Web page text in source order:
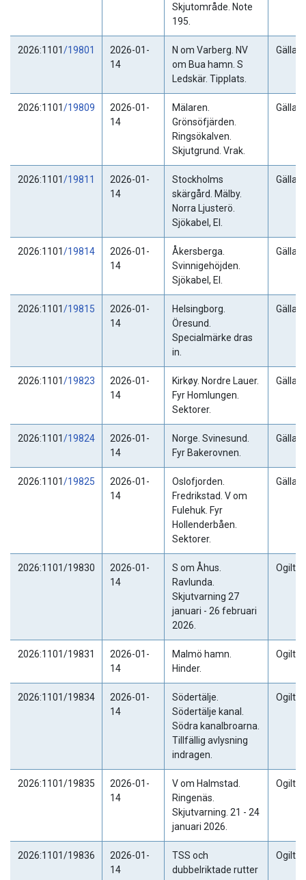
Skjutområde. Note
195.
2026:1101/19801
2026-01-
14
N om Varberg. NV
om Bua hamn. S
Ledskär. Tipplats.
2026:1101/19809
2026-01-
14
Mälaren.
Grönsöfjärden.
Ringsökalven.
Skjutgrund. Vrak.
2026:1101/19811
2026-01-
14
Stockholms
skärgård. Mälby.
Norra Ljusterö.
Sjökabel, El.
2026:1101/19814
2026-01-
14
Åkersberga.
Svinnigehöjden.
Sjökabel, El.
2026:1101/19815
2026-01-
14
Helsingborg.
Öresund.
Specialmärke dras
in.
2026:1101/19823
2026-01-
14
Kirkøy. Nordre Lauer.
Fyr Homlungen.
Sektorer.
2026:1101/19824
2026-01-
14
Norge. Svinesund.
Fyr Bakerovnen.
2026:1101/19825
2026-01-
14
Oslofjorden.
Fredrikstad. V om
Fulehuk. Fyr
Hollenderbåen.
Sektorer.
2026:1101/19830
2026-01-
14
S om Åhus.
Ravlunda.
Skjutvarning 27
januari - 26 februari
2026.
Ogiltig
2026:1101/19831
2026-01-
14
Malmö hamn.
Hinder.
Ogiltig
2026:1101/19834
2026-01-
14
Södertälje.
Södertälje kanal.
Södra kanalbroarna.
Tillfällig avlysning
indragen.
Ogiltig
2026:1101/19835
2026-01-
14
V om Halmstad.
Ringenäs.
Skjutvarning. 21 - 24
januari 2026.
Ogiltig
2026:1101/19836
2026-01-
14
TSS och
dubbelriktade rutter
Ogiltig